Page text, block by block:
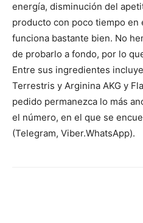
energía, disminución del
producto con poco tiempo en
funciona bastante bien. No
de probarlo a fondo, por lo
Entre sus ingredientes
Terrestris y Arginina AKG y
pedido permanezca lo más
el número, en el que se
(Telegram, Viber.WhatsApp).